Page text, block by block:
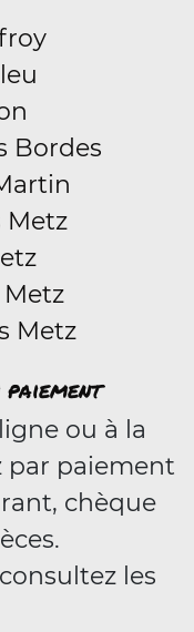
Bordes
Metz
Metz
ou à la
par paiement
chèque
les